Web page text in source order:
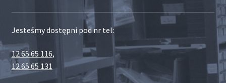
Jesteśmy dostępni pod nr tel:
12 65 65 116,
12 65 65 131